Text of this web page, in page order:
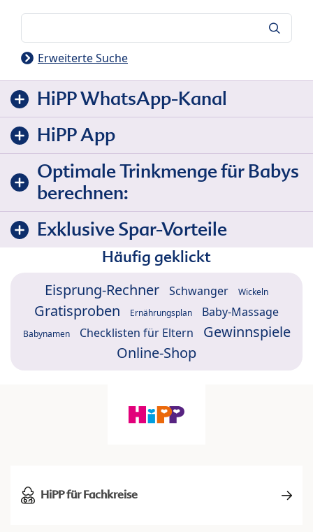
Erweiterte Suche
HiPP WhatsApp-Kanal
HiPP App
Optimale Trinkmenge für Babys
berechnen:
Exklusive Spar-Vorteile
Häufig geklickt
Eisprung-Rechner Schwanger Wickeln
Gratisproben Ernährungsplan Baby-Massage
Babynamen Checklisten für Eltern
Gewinnspiele
Online-Shop
HiPP für Fachkreise